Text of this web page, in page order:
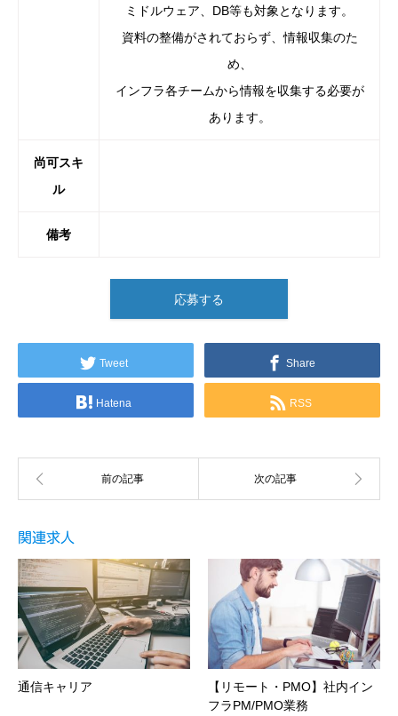
ミドルウェア、DB等も対象となります。
資料の整備がされておらず、情報収集のた
め、
インフラ各チームから情報を収集する必要が
あります。
尚可スキ
ル
備考
応募する
Tweet Share
Hatena RSS
関連求人
通信キャリア
【リモート・PMO】社内イン
フラPM/PMO業務